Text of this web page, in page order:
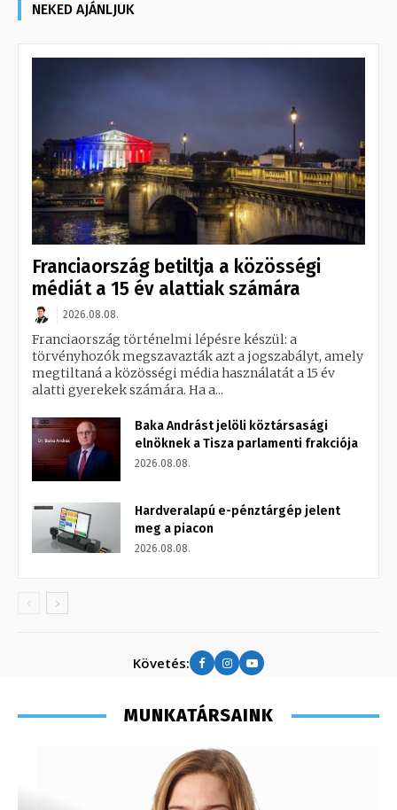
NEKED AJÁNLJUK
Franciaország betiltja a közösségi
médiát a 15 év alattiak számára
2026.08.08.
Franciaország történelmi lépésre készül: a
törvényhozók megszavazták azt a jogszabályt, amely
megtiltaná a közösségi média használatát a 15 év
alatti gyerekek számára. Ha a...
Baka Andrást jelöli köztársasági
elnöknek a Tisza parlamenti frakciója
2026.08.08.
Hardveralapú e-pénztárgép jelent
meg a piacon
2026.08.08.
Követés:
MUNKATÁRSAINK